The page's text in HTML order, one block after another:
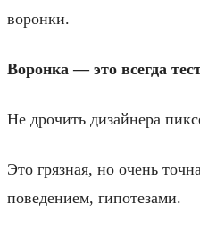
воронки.
Воронка — это всегда
Не дрочить дизайнера
Это грязная, но очень
поведением, гипотезами.